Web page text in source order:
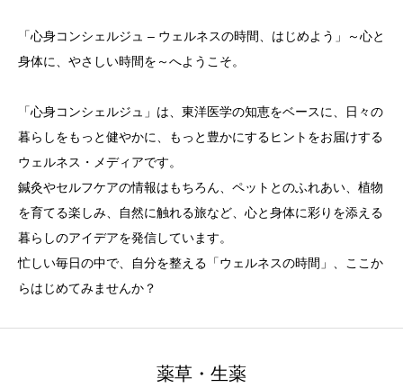
「心身コンシェルジュ – ウェルネスの時間、はじめよう」～心と
身体に、やさしい時間を～へようこそ。
「心身コンシェルジュ」は、東洋医学の知恵をベースに、日々の
暮らしをもっと健やかに、もっと豊かにするヒントをお届けする
ウェルネス・メディアです。
鍼灸やセルフケアの情報はもちろん、ペットとのふれあい、植物
を育てる楽しみ、自然に触れる旅など、心と身体に彩りを添える
暮らしのアイデアを発信しています。
忙しい毎日の中で、自分を整える「ウェルネスの時間」、ここか
らはじめてみませんか？
薬草・生薬